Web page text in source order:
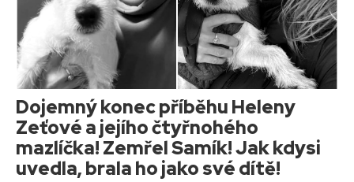
Dojemný konec příběhu Heleny
Zeťové a jejího čtyřnohého
mazlíčka! Zemřel Samík! Jak kdysi
uvedla, brala ho jako své dítě!